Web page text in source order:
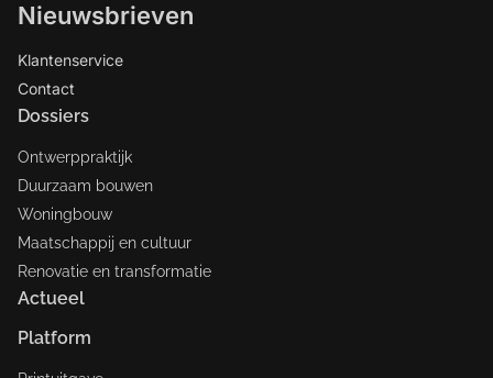
Nieuwsbrieven
Klantenservice
Contact
Dossiers
Ontwerppraktijk
Duurzaam bouwen
Woningbouw
Maatschappij en cultuur
Renovatie en transformatie
Actueel
Platform